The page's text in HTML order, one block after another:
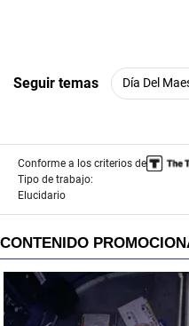
Seguir temas Día Del
Conforme a los criterios de
Tipo de trabajo:
Elucidario